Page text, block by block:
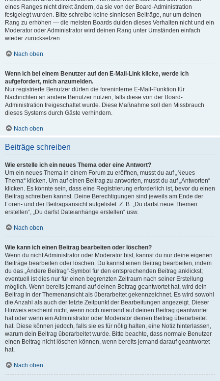
eines Ranges nicht direkt ändern, da sie von der Board-Administration
festgelegt wurden. Bitte schreibe keine sinnlosen Beiträge, nur um deinen
Rang zu erhöhen — die meisten Boards dulden dieses Verhalten nicht und ein
Moderator oder Administrator wird deinen Rang unter Umständen einfach
wieder zurücksetzen.
Nach oben
Wenn ich bei einem Benutzer auf den E-Mail-Link klicke, werde ich
aufgefordert, mich anzumelden.
Nur registrierte Benutzer dürfen die foreninterne E-Mail-Funktion für
Nachrichten an andere Benutzer nutzen, falls diese von der Board-
Administration freigeschaltet wurde. Diese Maßnahme soll den Missbrauch
dieses Systems durch Gäste verhindern.
Nach oben
Beiträge schreiben
Wie erstelle ich ein neues Thema oder eine Antwort?
Um ein neues Thema in einem Forum zu eröffnen, musst du auf „Neues
Thema“ klicken. Um auf einen Beitrag zu antworten, musst du auf „Antworten“
klicken. Es könnte sein, dass eine Registrierung erforderlich ist, bevor du einen
Beitrag schreiben kannst. Deine Berechtigungen sind jeweils am Ende der
Foren- und der Beitragsansicht aufgelistet. Z. B. „Du darfst neue Themen
erstellen“, „Du darfst Dateianhänge erstellen“ usw.
Nach oben
Wie kann ich einen Beitrag bearbeiten oder löschen?
Wenn du nicht Administrator oder Moderator bist, kannst du nur deine eigenen
Beiträge bearbeiten oder löschen. Du kannst einen Beitrag bearbeiten, indem
du das „Ändere Beitrag“-Symbol für den entsprechenden Beitrag anklickst;
eventuell ist dies nur für einen begrenzten Zeitraum nach seiner Erstellung
möglich. Wenn bereits jemand auf deinen Beitrag geantwortet hat, wird dein
Beitrag in der Themenansicht als überarbeitet gekennzeichnet. Es wird sowohl
die Anzahl als auch der letzte Zeitpunkt der Bearbeitungen angezeigt. Dieser
Hinweis erscheint nicht, wenn noch niemand auf deinen Beitrag geantwortet
hat oder wenn ein Administrator oder Moderator deinen Beitrag überarbeitet
hat. Diese können jedoch, falls sie es für nötig halten, eine Notiz hinterlassen,
warum dein Beitrag überarbeitet wurde. Bitte beachte, dass normale Benutzer
einen Beitrag nicht löschen können, wenn bereits jemand darauf geantwortet
hat.
Nach oben